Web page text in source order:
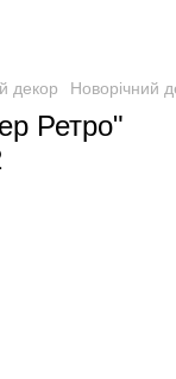
декор Новорічний
Ретро"